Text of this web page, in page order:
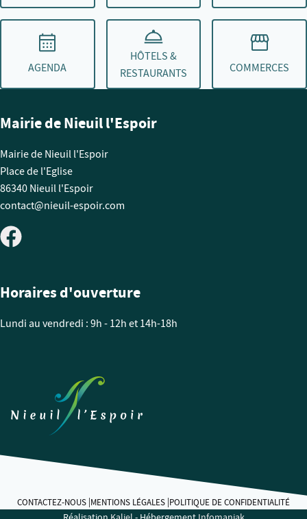
AGENDA
HÔTELS &
RESTAURANTS
COMMERCES
Mairie de Nieuil l'Espoir
Mairie de Nieuil l'Espoir
Place de l'Eglise
86340 Nieuil l'Espoir
contact@nieuil-espoir.com
Horaires d'ouverture
Lundi au vendredi : 9h - 12h et 14h-18h
CONTACTEZ-NOUS MENTIONS LÉGALES POLITIQUE DE CONFIDENTIALITÉ